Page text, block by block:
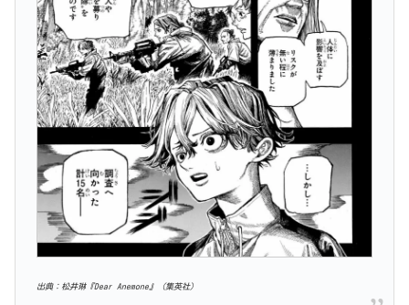
出典：松井琳『Dear Anemone』（集英社）